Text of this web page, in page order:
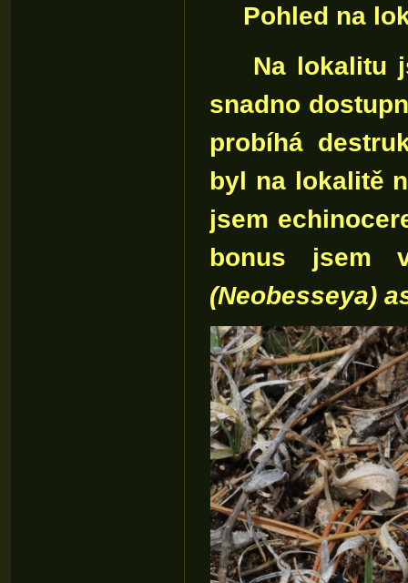
Pohled na
Na lokalitu
snadno
probíhá
byl na lokalitě
jsem
bonus jsem
(Neobesseya)